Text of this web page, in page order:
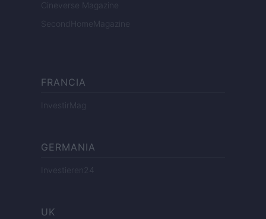
Cineverse Magazine
SecondHomeMagazine
FRANCIA
InvestirMag
GERMANIA
Investieren24
UK